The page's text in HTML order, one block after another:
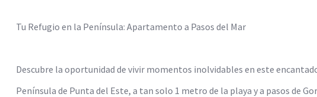
Tu Refugio en la Península: Apartamento a Pasos del Mar
Descubre la oportunidad de vivir momentos inolvidables en este
Península de Punta del Este, a tan solo 1 metro de la playa y a pasos de